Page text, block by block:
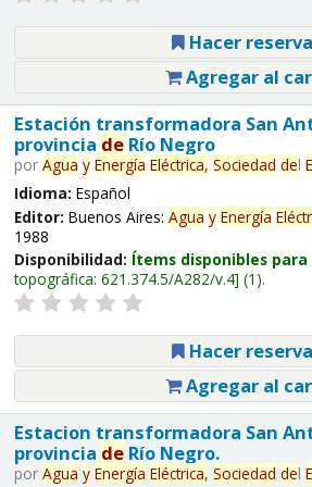
Hacer reserva
Agregar al
Estación transformadora San
provincia deRío Negro
por Agua y Energía Eléctrica, Sociedad del
Idioma: Español
Editor: Buenos Aires: Agua y Energía
1988
Disponibilidad: Ítems disponibles
topográfica: 621.374.5/A282/v.4 (1).
Hacer reserva
Agregar al
Estacion transformadora San
provincia deRío Negro.
por Agua y Energía Eléctrica, Sociedad del